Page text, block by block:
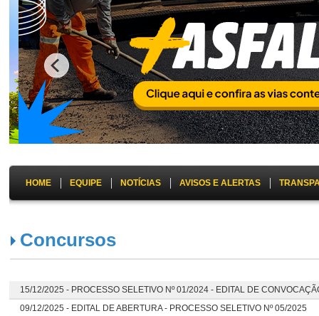
HOME EQUIPE NOTÍCIAS AVISOS E ALERTAS
Concursos
15/12/2025 - PROCESSO SELETIVO Nº 01/2024 - EDITAL DE
09/12/2025 - EDITAL DE ABERTURA - PROCESSO SELETIVO Nº 05/2025